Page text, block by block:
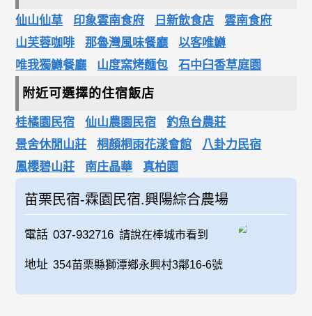
仙山仙草 印象雲南食府 日新飲食店
雲南食府
山芙蓉咖啡
那魯灣風味餐廳
以客唯鱒
唯我獨鱒餐廳
山度窯烤麵包 石中臼香草庭園
附近可選擇的住宿飯店
桂橘園民宿 仙山農園民宿
釣魚台農莊
景舍休閒山莊
桐顏桐雨花漾會館
八卦力民宿
鳳櫻碧山莊
南庄晶華 真柏園
苗栗民宿-霖園民宿.興陽綜合農場
電話 037-932716 請說在棒城市看到
地址 354苗栗縣獅潭鄉永興村3鄰16-6號